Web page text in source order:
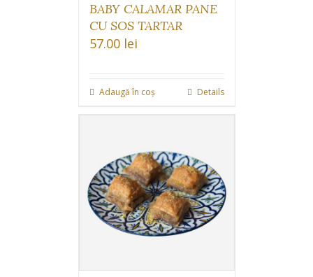
BABY CALAMAR PANE
CU SOS TARTAR
57.00 lei
Adaugă în coș Details